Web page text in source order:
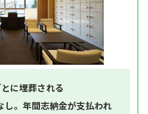
に埋葬される
し。年間志納金が支払われ